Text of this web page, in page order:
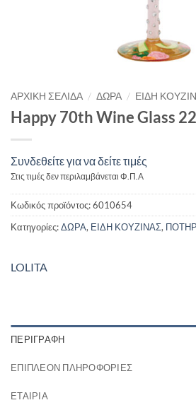
ΑΡΧΙΚΉ ΣΕΛΊΔΑ / ΔΩΡΑ / ΕΙΔΗ
Happy 70th Wine Glass
Συνδεθείτε για να δείτε τιμές
Στις τιμές δεν περιλαμβάνεται Φ.Π.Α
Κωδικός προϊόντος:6010654
Κατηγορίες:ΔΩΡΑ, ΕΙΔΗ ΚΟΥΖΙΝΑΣ,
LOLITA
ΠΕΡΙΓΡΑΦΉ
ΕΠΙΠΛΈΟΝ ΠΛΗΡΟΦΟΡΊΕΣ
ΕΤΑΙΡΊΑ